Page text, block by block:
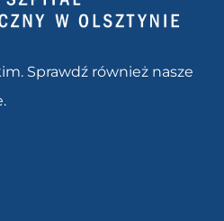
Sprawdź również nasze